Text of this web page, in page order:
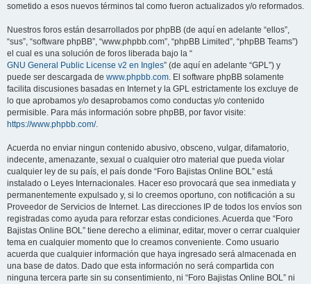
sometido a esos nuevos términos tal como fueron actualizados y/o reformados.
Nuestros foros están desarrollados por phpBB (de aquí en adelante “ellos”,
“sus”, “software phpBB”, “www.phpbb.com”, “phpBB Limited”, “phpBB Teams”)
el cual es una solución de foros liberada bajo la “
GNU General Public License v2 en Ingles” (de aquí en adelante “GPL”) y
puede ser descargada de www.phpbb.com . El software phpBB solamente
facilita discusiones basadas en Internet y la GPL estrictamente los excluye de
lo que aprobamos y/o desaprobamos como conductas y/o contenido
permisible. Para más información sobre phpBB, por favor visite:
https://www.phpbb.com/.
Acuerda no enviar ningun contenido abusivo, obsceno, vulgar, difamatorio,
indecente, amenazante, sexual o cualquier otro material que pueda violar
cualquier ley de su país, el país donde “Foro Bajistas Online BOL” está
instalado o Leyes Internacionales. Hacer eso provocará que sea inmediata y
permanentemente expulsado y, si lo creemos oportuno, con notificación a su
Proveedor de Servicios de Internet. Las direcciones IP de todos los envíos son
registradas como ayuda para reforzar estas condiciones. Acuerda que “Foro
Bajistas Online BOL” tiene derecho a eliminar, editar, mover o cerrar cualquier
tema en cualquier momento que lo creamos conveniente. Como usuario
acuerda que cualquier información que haya ingresado será almacenada en
una base de datos. Dado que esta información no será compartida con
ninguna tercera parte sin su consentimiento, ni “Foro Bajistas Online BOL” ni